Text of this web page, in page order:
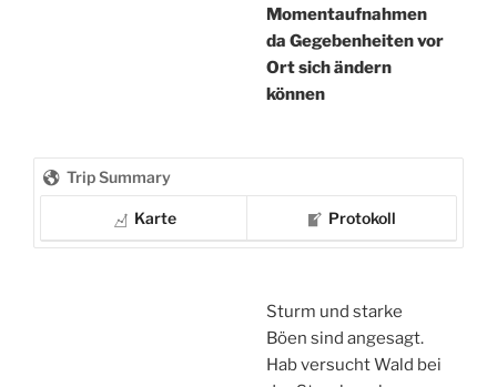
Momentaufnahmen
da Gegebenheiten vor
Ort sich ändern
können
Trip Summary
Karte Protokoll
Sturm und starke
Böen sind angesagt.
Hab versucht Wald bei